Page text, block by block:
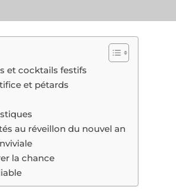
et cocktails festifs
et pétards
au réveillon du nouvel an
la chance